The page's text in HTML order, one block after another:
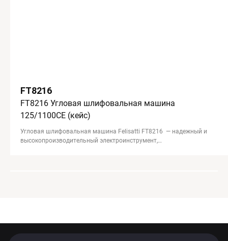
FT8216
FT8216 Угловая шлифовальная машина
125/1100CE (кейс)
Угловая шлифовальная машина Felisatti FT8216 — надежный и
высокопроизводительный электроинструмент,